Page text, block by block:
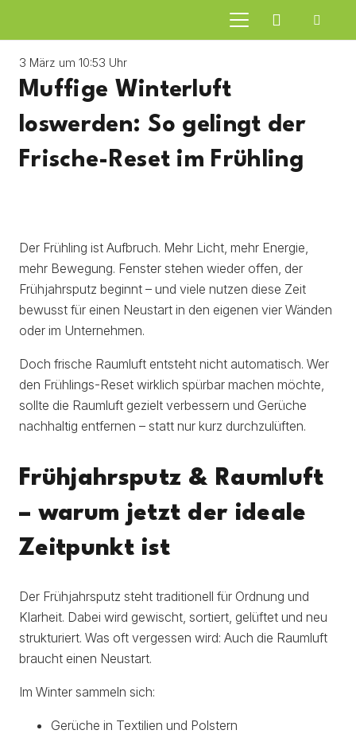
3 März um 10:53 Uhr
Muffige Winterluft
loswerden: So gelingt der
Frische-Reset im Frühling
Der Frühling ist Aufbruch. Mehr Licht, mehr Energie,
mehr Bewegung. Fenster stehen wieder offen, der
Frühjahrsputz beginnt – und viele nutzen diese Zeit
bewusst für einen Neustart in den eigenen vier Wänden
oder im Unternehmen.
Doch frische Raumluft entsteht nicht automatisch. Wer
den Frühlings-Reset wirklich spürbar machen möchte,
sollte die Raumluft gezielt verbessern und Gerüche
nachhaltig entfernen – statt nur kurz durchzulüften.
Frühjahrsputz & Raumluft
– warum jetzt der ideale
Zeitpunkt ist
Der Frühjahrsputz steht traditionell für Ordnung und
Klarheit. Dabei wird gewischt, sortiert, gelüftet und neu
strukturiert. Was oft vergessen wird: Auch die Raumluft
braucht einen Neustart.
Im Winter sammeln sich:
Gerüche in Textilien und Polstern